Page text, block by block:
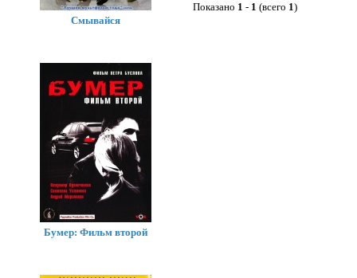
Показано 1 - 1 (всего 1)
Смывайся
Бумер: Фильм второй